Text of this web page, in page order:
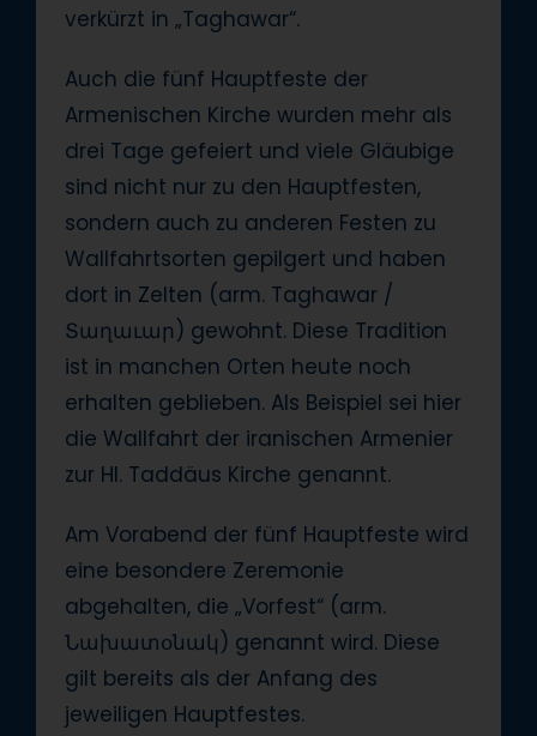
verkürzt in „Taghawar“.
Auch die fünf Hauptfeste der
Armenischen Kirche wurden mehr als
drei Tage gefeiert und viele Gläubige
sind nicht nur zu den Hauptfesten,
sondern auch zu anderen Festen zu
Wallfahrtsorten gepilgert und haben
dort in Zelten (arm. Taghawar /
Տաղաւար) gewohnt. Diese Tradition
ist in manchen Orten heute noch
erhalten geblieben. Als Beispiel sei hier
die Wallfahrt der iranischen Armenier
zur Hl. Taddäus Kirche genannt.
Am Vorabend der fünf Hauptfeste wird
eine besondere Zeremonie
abgehalten, die „Vorfest“ (arm.
Նախատօնակ) genannt wird. Diese
gilt bereits als der Anfang des
jeweiligen Hauptfestes.